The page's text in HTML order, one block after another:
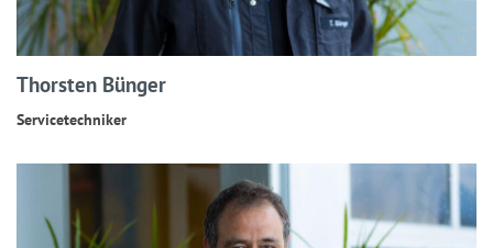
Thorsten Bünger
Servicetechniker